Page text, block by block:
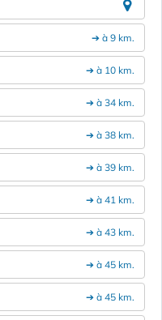
➔ à 9 km.
➔ à 10 km.
➔ à 34 km.
➔ à 38 km.
➔ à 39 km.
➔ à 41 km.
➔ à 43 km.
➔ à 45 km.
➔ à 45 km.